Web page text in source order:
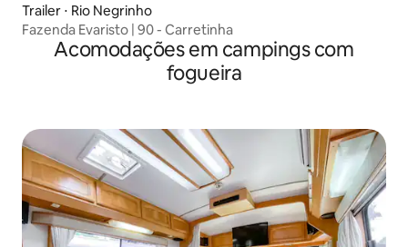
Trailer ⋅ Rio Negrinho
Fazenda Evaristo | 90 - Carretinha
Acomodações em campings com
fogueira